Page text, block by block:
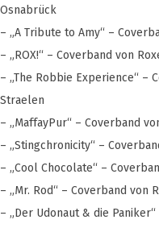
Osnabrück
– „A Tribute to Amy“ –
– „ROX!“ – Coverband von
– „The Robbie Experience“ –
Straelen
– „MaffayPur“ – Coverband
– „Stingchronicity“ –
– „Cool Chocolate“ –
– „Mr. Rod“ – Coverband von
– „Der Udonaut & die